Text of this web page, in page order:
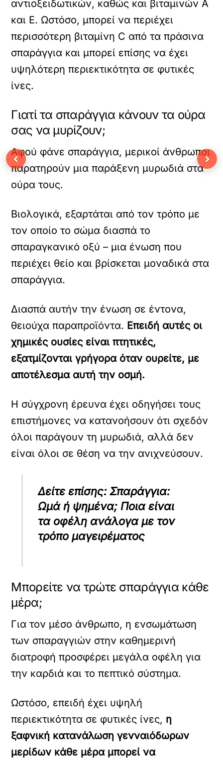
αντιοξειδωτικών, καθώς και βιταμινών Α
και Ε. Ωστόσο, μπορεί να περιέχει
περισσότερη βιταμίνη C από τα πράσινα
σπαράγγια και μπορεί επίσης να έχει
υψηλότερη περιεκτικότητα σε φυτικές
ίνες.
Γιατί τα σπαράγγια κάνουν τα ούρα
σας να μυρίζουν;
Αφού φάνε σπαράγγια, μερικοί άνθρωποι
παρατηρούν μια παράξενη μυρωδιά στα
ούρα τους.
Βιολογικά, εξαρτάται από τον τρόπο με
τον οποίο το σώμα διασπά το
σπαραγκανικό οξύ – μια ένωση που
περιέχει θείο και βρίσκεται μοναδικά στα
σπαράγγια.
Διασπά αυτήν την ένωση σε έντονα,
θειούχα παραπροϊόντα. Επειδή αυτές οι
χημικές ουσίες είναι πτητικές,
εξατμίζονται γρήγορα όταν ουρείτε, με
αποτέλεσμα αυτή την οσμή.
Η σύγχρονη έρευνα έχει οδηγήσει τους
επιστήμονες να κατανοήσουν ότι σχεδόν
όλοι παράγουν τη μυρωδιά, αλλά δεν
είναι όλοι σε θέση να την ανιχνεύσουν.
Δείτε επίσης: Σπαράγγια:
Ωμά ή ψημένα; Ποια είναι
τα οφέλη ανάλογα με τον
τρόπο μαγειρέματος
Μπορείτε να τρώτε σπαράγγια κάθε
μέρα;
Για τον μέσο άνθρωπο, η ενσωμάτωση
των σπαραγγιών στην καθημερινή
διατροφή προσφέρει μεγάλα οφέλη για
την καρδιά και το πεπτικό σύστημα.
Ωστόσο, επειδή έχει υψηλή
περιεκτικότητα σε φυτικές ίνες, η
ξαφνική κατανάλωση γενναιόδωρων
μερίδων κάθε μέρα μπορεί να
‹ ›